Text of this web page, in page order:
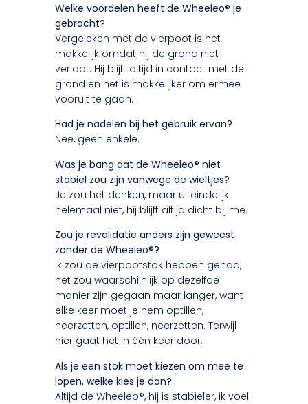
Welke voordelen heeft de Wheeleo® je
gebracht?
Vergeleken met de vierpoot is het
makkelijk omdat hij de grond niet
verlaat. Hij blijft altijd in contact met de
grond en het is makkelijker om ermee
vooruit te gaan.
Had je nadelen bij het gebruik ervan?
Nee, geen enkele.
Was je bang dat de Wheeleo® niet
stabiel zou zijn vanwege de wieltjes?
Je zou het denken, maar uiteindelijk
helemaal niet, hij blijft altijd dicht bij me.
Zou je revalidatie anders zijn geweest
zonder de Wheeleo®?
Ik zou de vierpootstok hebben gehad,
het zou waarschijnlijk op dezelfde
manier zijn gegaan maar langer, want
elke keer moet je hem optillen,
neerzetten, optillen, neerzetten. Terwijl
hier gaat het in één keer door.
Als je een stok moet kiezen om mee te
lopen, welke kies je dan?
Altijd de Wheeleo®, hij is stabieler, ik voel